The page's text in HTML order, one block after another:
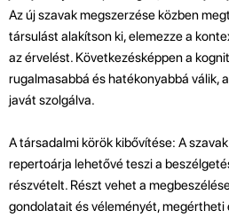
Az új szavak megszerzése közben
társulást alakítson ki, elemezze a
az érvelést. Következésképpen a
rugalmasabbá és hatékonyabbá válik,
javát szolgálva.
A társadalmi körök kibővítése: A
repertoárja lehetővé teszi a
részvételt. Részt vehet a
gondolatait és véleményét,